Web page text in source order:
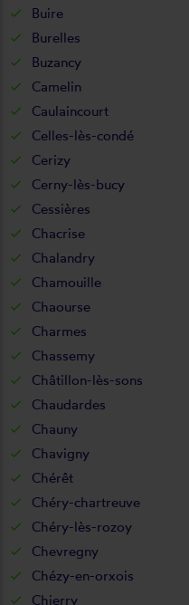
Buire
Burelles
Buzancy
Camelin
Caulaincourt
Celles-lès-condé
Cerizy
Cerny-lès-bucy
Cessières
Chacrise
Chalandry
Chamouille
Chaourse
Charmes
Chassemy
Châtillon-lès-sons
Chaudardes
Chauny
Chavigny
Chérêt
Chéry-chartreuve
Chéry-lès-rozoy
Chevregny
Chézy-en-orxois
Chierry